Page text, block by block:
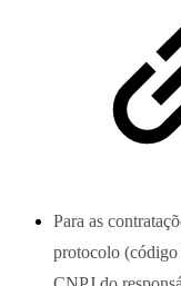
Para as
protocolo (código